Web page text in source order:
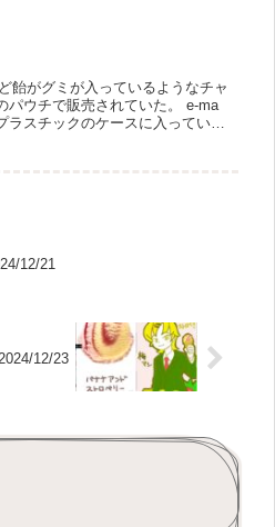
飴がグミが入っているようなチャ
パウチで販売されていた。 e-ma
スチックのケースに入っている
12/21
2024/12/23